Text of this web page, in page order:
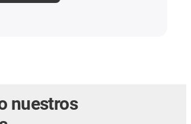
nuestros